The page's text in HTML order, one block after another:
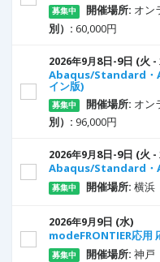
募集中 開催場所: オン
別）: 60,000円
2026年9月8日-9日 (火 -
Abaqus/Standard・
イン版)
募集中 開催場所: オン
別）: 96,000円
2026年9月8日-9日 (火 -
Abaqus/Standard・
募集中 開催場所: 横浜
2026年9月9日 (水)
modeFRONTIER応用
募集中 開催場所: 神戸